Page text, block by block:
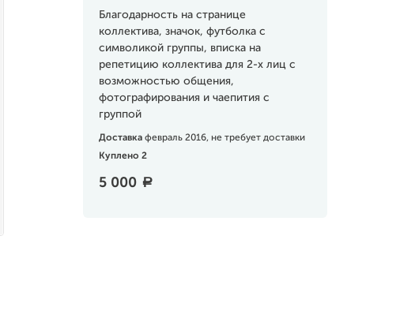
Благодарность на странице
коллектива, значок, футболка с
символикой группы, вписка на
репетицию коллектива для 2-х лиц с
возможностью общения,
фотографирования и чаепития с
группой
Доставка февраль 2016, не требует доставки
Куплено 2
5 000 a